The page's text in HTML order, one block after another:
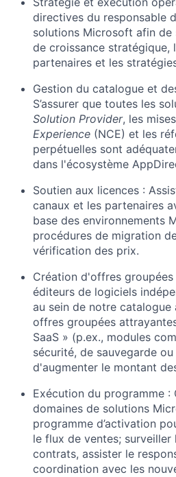
directives du responsable
solutions Microsoft afin
de croissance stratégique,
partenaires et les
Gestion du catalogue et
S’assurer que toutes les
Solution Provider, les
Experience (NCE) et les
perpétuelles sont
dans l'écosystème
Soutien aux licences :
canaux et les partenaires
base des environnements
procédures de migration
vérification des prix.
Création d'offres
éditeurs de logiciels
au sein de notre
offres groupées
SaaS » (p.ex., modules
sécurité, de sauvegarde
d'augmenter le montant
Exécution du programme :
domaines de solutions
programme d’activation
le flux de ventes; surveiller
contrats, assister le
coordination avec les